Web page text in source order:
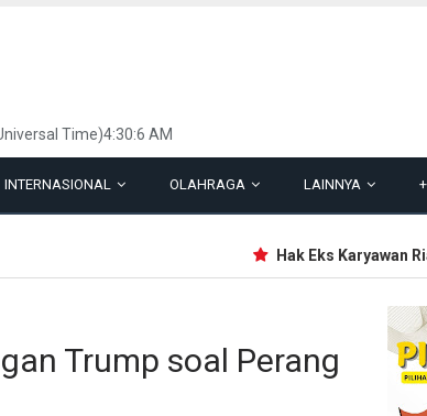
Time)4:30:6 AM
INTERNASIONAL OLAHRAGA LAINNYA +
Hak Eks Karyawan
Trump soal Perang